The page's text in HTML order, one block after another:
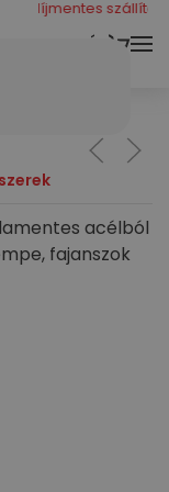
KOSÁR
díjmentes szállításhoz
acélból
fajanszok